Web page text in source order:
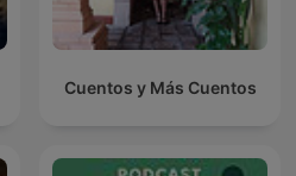
Cuentos y Más Cuentos